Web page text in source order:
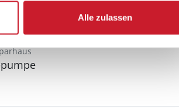
Alle zulassen